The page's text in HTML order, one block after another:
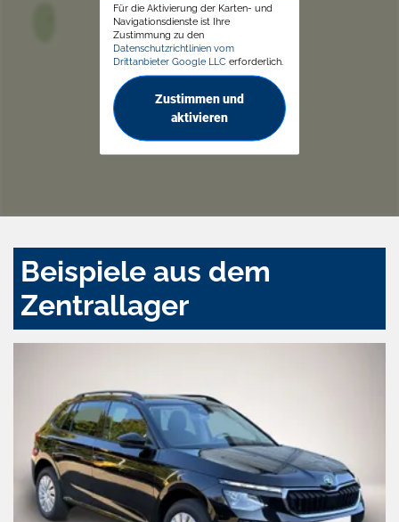
Für die Aktivierung der Karten- und
Navigationsdienste ist Ihre
Zustimmung zu den
Datenschutzrichtlinien vom
Drittanbieter Google LLC erforderlich.
Zustimmen und
aktivieren
Beispiele aus dem
Zentrallager